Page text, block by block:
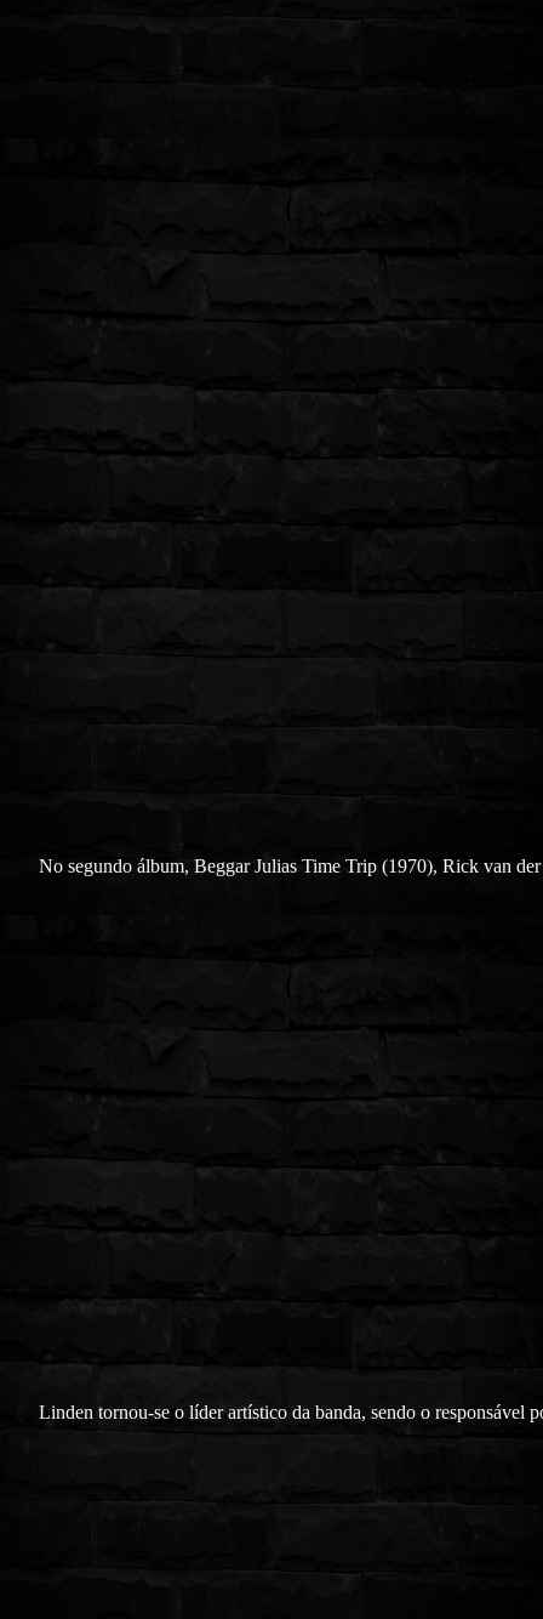
No segundo álbum, Beggar Julias Time Trip (1970), Rick van der
Linden tornou-se o líder artístico da banda, sendo o responsável